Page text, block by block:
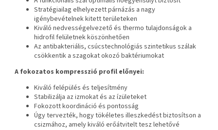
Stratégiailag elhelyezett párnázás a nagy
igénybevételnek kitett területeken
Kiváló nedvességelvezető és thermo tulajdonságok a
hidrofil felületnek köszönhetően
Az antibakteriális, csúcstechnológiás szintetikus szálak
csökkentik a szagokat okozó baktériumokat
A fokozatos kompresszió profil előnyei:
Kiváló felépülés és teljesítmény
Stabilizálja az izmokat és az ízületeket
Fokozott koordináció és pontosság
Úgy tervezték, hogy tökéletes illeszkedést biztosítson a
csizmához, amely kiváló erőátvitelt tesz lehetővé